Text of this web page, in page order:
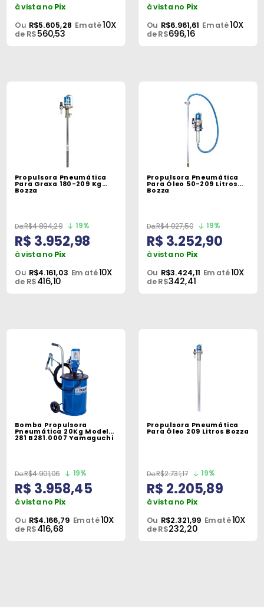
à vista no Pix
Ou R$5.605,28 Em até10X
de R$560,53
à vista no Pix
Ou R$6.961,61 Em até10X
de R$696,16
Propulsora Pneumática
Para Graxa 180-209 Kg
Bozza
R$4.894,29 19%
R$ 3.952,98
à vista no Pix
Ou R$4.161,03 Em até10X
de R$416,10
Propulsora Pneumática
Para Óleo 50-209 Litros
Bozza
R$4.027,50 19%
R$ 3.252,90
à vista no Pix
Ou R$3.424,11 Em até10X
de R$342,41
Bomba Propulsora
Pneumática 20Kg Modelo
281 B281.0007 Yamaguchi
R$4.901,06 19%
R$ 3.958,45
à vista no Pix
Ou R$4.166,79 Em até10X
de R$416,68
Propulsora Pneumática
Para Óleo 209 Litros Bozza
R$2.731,17 19%
R$ 2.205,89
à vista no Pix
Ou R$2.321,99 Em até10X
de R$232,20